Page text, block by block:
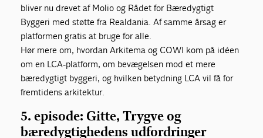
bliver nu drevet af Molio og Rådet for Bæredygtigt
Byggeri med støtte fra Realdania. Af samme årsag er
platformen gratis at bruge for alle.
Hør mere om, hvordan Arkitema og COWI kom på idéen
om en LCA-platform, om bevægelsen mod et mere
bæredygtigt byggeri, og hvilken betydning LCA vil få for
fremtidens arkitektur.
5. episode: Gitte, Trygve og
bæredygtighedens udfordringer